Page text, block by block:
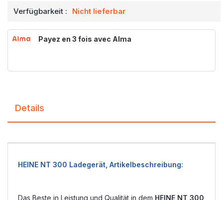
Verfügbarkeit : Nicht lieferbar
Payez en 3 fois avec Alma
Details
HEINE NT 300 Ladegerät, Artikelbeschreibung:
Das Beste in Leistung und Qualität in dem HEINE NT 300